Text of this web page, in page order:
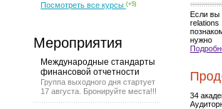
Посмотреть все курсы (+5)
Мероприятия
Международные стандарты
финансовой отчетности
Группа выходного дня стартует
17 августа. Бронируйте места!!!
Если вы
нужно
34